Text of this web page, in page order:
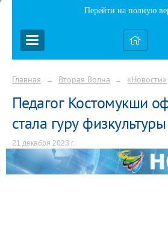
Перейти на полную
Главная → Вторая Волна → «Новости»
Педагог Костомукши
стала гуру физкультуры
21 декабря 2023 г.